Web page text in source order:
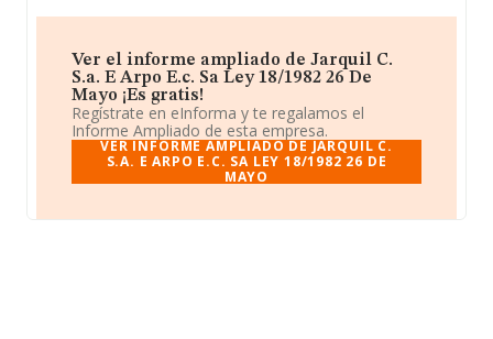
Ver el informe ampliado de Jarquil C.
S.a. E Arpo E.c. Sa Ley 18/1982 26 De
Mayo ¡Es gratis!
Regístrate en eInforma y te regalamos el
Informe Ampliado de esta empresa.
VER INFORME AMPLIADO DE JARQUIL C.
S.A. E ARPO E.C. SA LEY 18/1982 26 DE
MAYO